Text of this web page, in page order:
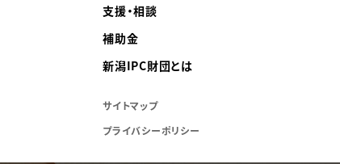
支援・相談
補助金
新潟IPC財団とは
サイトマップ
プライバシーポリシー